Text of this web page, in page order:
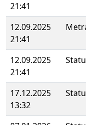
21:41
12.09.2025
21:41
12.09.2025
21:41
17.12.2025
13:32